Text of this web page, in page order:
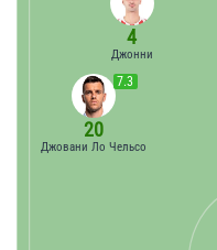
4
Джонни
7.3
20
Джовани Ло Чельсо